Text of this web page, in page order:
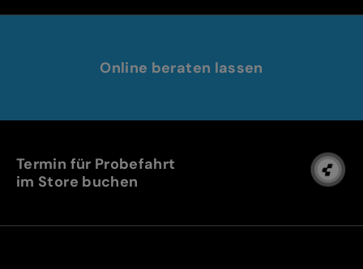
Online beraten lassen
Termin für Probefahrt
im Store buchen